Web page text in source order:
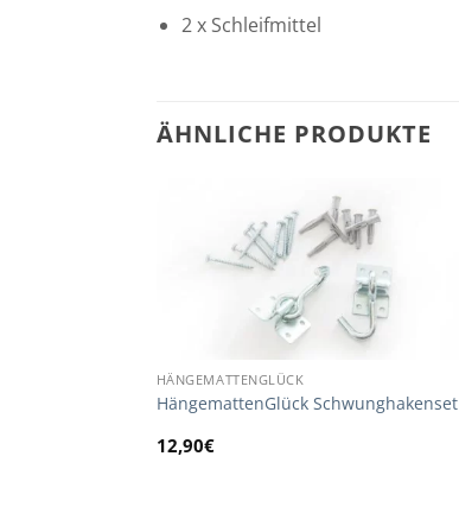
2 x Schleifmittel
ÄHNLICHE PRODUKTE
HÄNGEMATTENGLÜCK
HängemattenGlück Schwunghakenset
12,90€